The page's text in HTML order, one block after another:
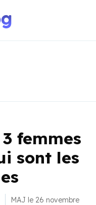
femmes
sont les
MAJ le 26 novembre